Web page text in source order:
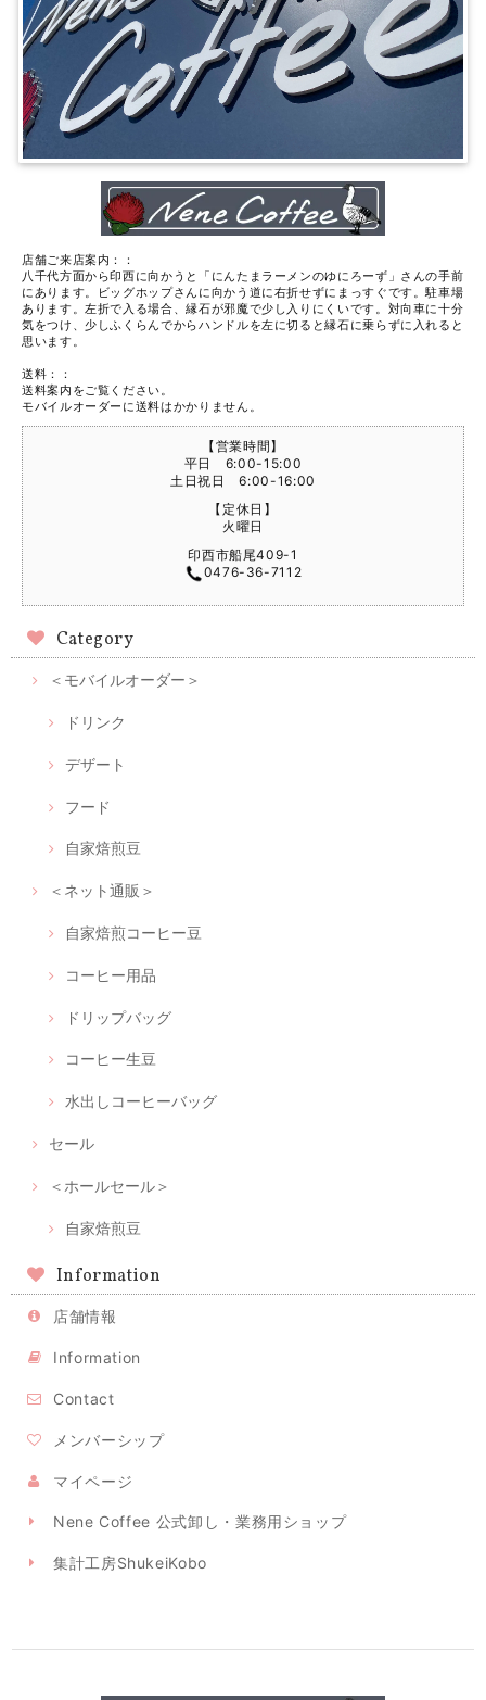
店舗ご来店案内：：
八千代方面から印西に向かうと「にんたまラーメンのゆにろーず」さんの手前
にあります。ビッグホップさんに向かう道に右折せずにまっすぐです。駐車場
あります。左折で入る場合、縁石が邪魔で少し入りにくいです。対向車に十分
気をつけ、少しふくらんでからハンドルを左に切ると縁石に乗らずに入れると
思います。
送料：：
送料案内をご覧ください。
モバイルオーダーに送料はかかりません。
【営業時間】
平日 6:00-15:00
土日祝日 6:00-16:00
【定休日】
火曜日
印西市船尾409-1
0476-36-7112
Category
＜モバイルオーダー＞
ドリンク
デザート
フード
自家焙煎豆
＜ネット通販＞
自家焙煎コーヒー豆
コーヒー用品
ドリップバッグ
コーヒー生豆
水出しコーヒーバッグ
セール
＜ホールセール＞
自家焙煎豆
Information
店舗情報
Information
Contact
メンバーシップ
マイページ
Nene Coffee 公式卸し・業務用ショップ
集計工房ShukeiKobo